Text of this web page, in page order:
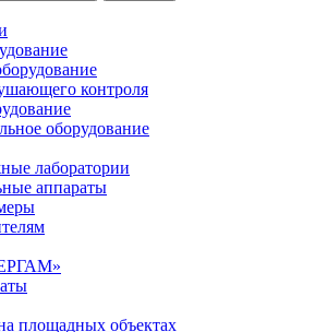
контроля
оборудование
лаборатории
аппараты
площадных объектах